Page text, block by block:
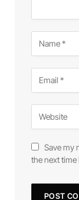
Save my
the next